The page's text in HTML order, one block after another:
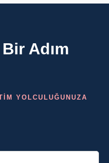
Adım
YOLCULUĞUNUZA